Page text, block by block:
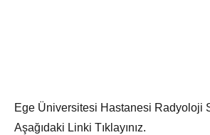
Ege Üniversitesi Hastanesi Radyoloji
Aşağıdaki Linki Tıklayınız.